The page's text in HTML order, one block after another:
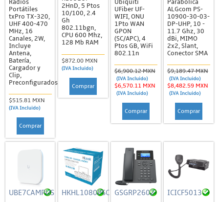
Sirenas
Sistemas de Alerta / Incendio
Alerta Sísmica
Detectores de Humo
Estrobos y Sirenas
Video y Audio Porteros
Energía
Barras de Contactos y Extensiones
Baterias
Accesorios
Baterías de Ciclo Profundo
Radios
Portátiles
txPro TX-320,
UHF 400-470
MHz, 16
Canales, 2W,
Incluye
Antena,
Batería,
Cargador y
Clip,
Preconfigurados
$515.81 MXN
(IVA Incluido)
Comprar
2HnD, 5 Ptos
10/100, 2.4
Gh
802.11bgn,
CPU 600 Mhz,
128 Mb RAM
$872.00 MXN
(IVA Incluido)
Comprar
Ubiquiti
UFiber UF-
WIFI, ONU
1Pto WAN
GPON
(SC/APC), 4
Ptos GB, WiFi
802.11n
$6,900.12 MXN
(IVA Incluido)
$6,570.11 MXN
(IVA Incluido)
Comprar
Parabólica
ALGcom PS-
10900-30-03-
DP-UHP, 10 -
11.7 Ghz, 30
dBi, MIMO
2x2, Slant,
Conector SMA
$9,189.47 MXN
(IVA Incluido)
$8,482.59 MXN
(IVA Incluido)
Comprar
UBE7CAMPUS HKHL1080PSC GSGRP2602 ICICF5013